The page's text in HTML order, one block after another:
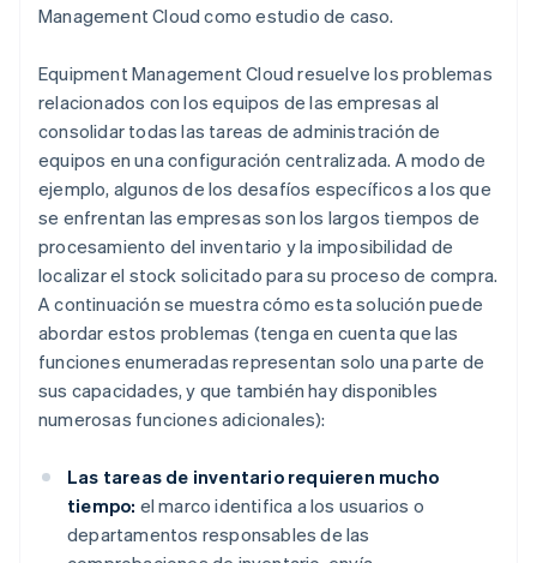
Management Cloud como estudio de caso.
Equipment Management Cloud resuelve los problemas
relacionados con los equipos de las empresas al
consolidar todas las tareas de administración de
equipos en una configuración centralizada. A modo de
ejemplo, algunos de los desafíos específicos a los que
se enfrentan las empresas son los largos tiempos de
procesamiento del inventario y la imposibilidad de
localizar el stock solicitado para su proceso de compra.
A continuación se muestra cómo esta solución puede
abordar estos problemas (tenga en cuenta que las
funciones enumeradas representan solo una parte de
sus capacidades, y que también hay disponibles
numerosas funciones adicionales):
Las tareas de inventario requieren mucho
tiempo: el marco identifica a los usuarios o
departamentos responsables de las